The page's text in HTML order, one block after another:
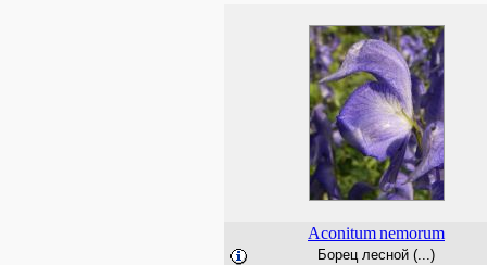
Aconitumnemorum
Борец лесной (...)